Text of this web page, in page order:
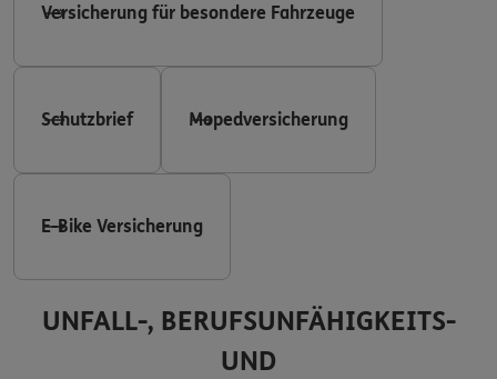
Versicherung für besondere Fahrzeuge
Schutzbrief Mopedversicherung
E-Bike Versicherung
UNFALL-, BERUFSUNFÄHIGKEITS-
UND